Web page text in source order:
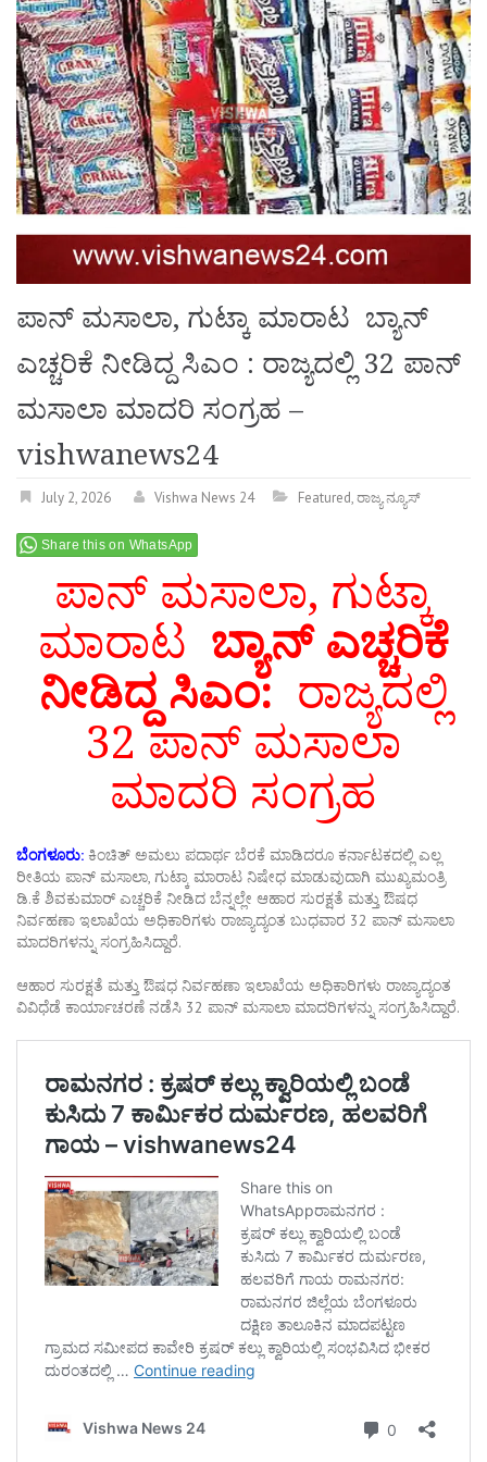
ಪಾನ್ ಮಸಾಲಾ, ಗುಟ್ಕಾ ಮಾರಾಟ ಬ್ಯಾನ್
ಎಚ್ಚರಿಕೆ ನೀಡಿದ್ದ ಸಿಎಂ : ರಾಜ್ಯದಲ್ಲಿ 32 ಪಾನ್
ಮಸಾಲಾ ಮಾದರಿ ಸಂಗ್ರಹ –
vishwanews24
July 2, 2026 Vishwa News 24 Featured,ರಾಜ್ಯ ನ್ಯೂಸ್
Share this on WhatsApp
ಪಾನ್ ಮಸಾಲಾ, ಗುಟ್ಕಾ
ಮಾರಾಟ ಬ್ಯಾನ್ ಎಚ್ಚರಿಕೆ
ನೀಡಿದ್ದ ಸಿಎಂ: ರಾಜ್ಯದಲ್ಲಿ
32 ಪಾನ್ ಮಸಾಲಾ
ಮಾದರಿ ಸಂಗ್ರಹ
ಬೆಂಗಳೂರು: ಕಿಂಚಿತ್ ಅಮಲು ಪದಾರ್ಥ ಬೆರಕೆ ಮಾಡಿದರೂ ಕರ್ನಾಟಕದಲ್ಲಿ ಎಲ್ಲ
ರೀತಿಯ ಪಾನ್ ಮಸಾಲಾ, ಗುಟ್ಕಾ ಮಾರಾಟ ನಿಷೇಧ ಮಾಡುವುದಾಗಿ ಮುಖ್ಯಮಂತ್ರಿ
ಡಿ.ಕೆ ಶಿವಕುಮಾರ್ ಎಚ್ಚರಿಕೆ ನೀಡಿದ ಬೆನ್ನಲ್ಲೇ ಆಹಾರ ಸುರಕ್ಷತೆ ಮತ್ತು ಔಷಧ
ನಿರ್ವಹಣಾ ಇಲಾಖೆಯ ಅಧಿಕಾರಿಗಳು ರಾಜ್ಯಾದ್ಯಂತ ಬುಧವಾರ 32 ಪಾನ್ ಮಸಾಲಾ
ಮಾದರಿಗಳನ್ನು ಸಂಗ್ರಹಿಸಿದ್ದಾರೆ.
ಆಹಾರ ಸುರಕ್ಷತೆ ಮತ್ತು ಔಷಧ ನಿರ್ವಹಣಾ ಇಲಾಖೆಯ ಅಧಿಕಾರಿಗಳು ರಾಜ್ಯಾದ್ಯಂತ
ವಿವಿಧೆಡೆ ಕಾರ್ಯಾಚರಣೆ ನಡೆಸಿ 32 ಪಾನ್ ಮಸಾಲಾ ಮಾದರಿಗಳನ್ನು ಸಂಗ್ರಹಿಸಿದ್ದಾರೆ.